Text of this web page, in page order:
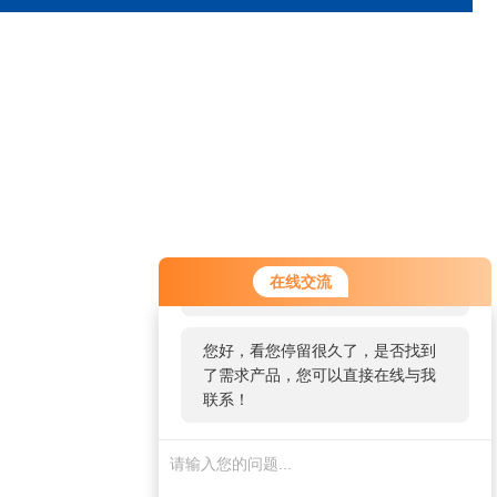
在线交流
您好！欢迎前来咨询，很高兴为您
服务，请问您要咨询什么问题呢？
您好，看您停留很久了，是否找到
了需求产品，您可以直接在线与我
联系！
在线留言
MESSAGES